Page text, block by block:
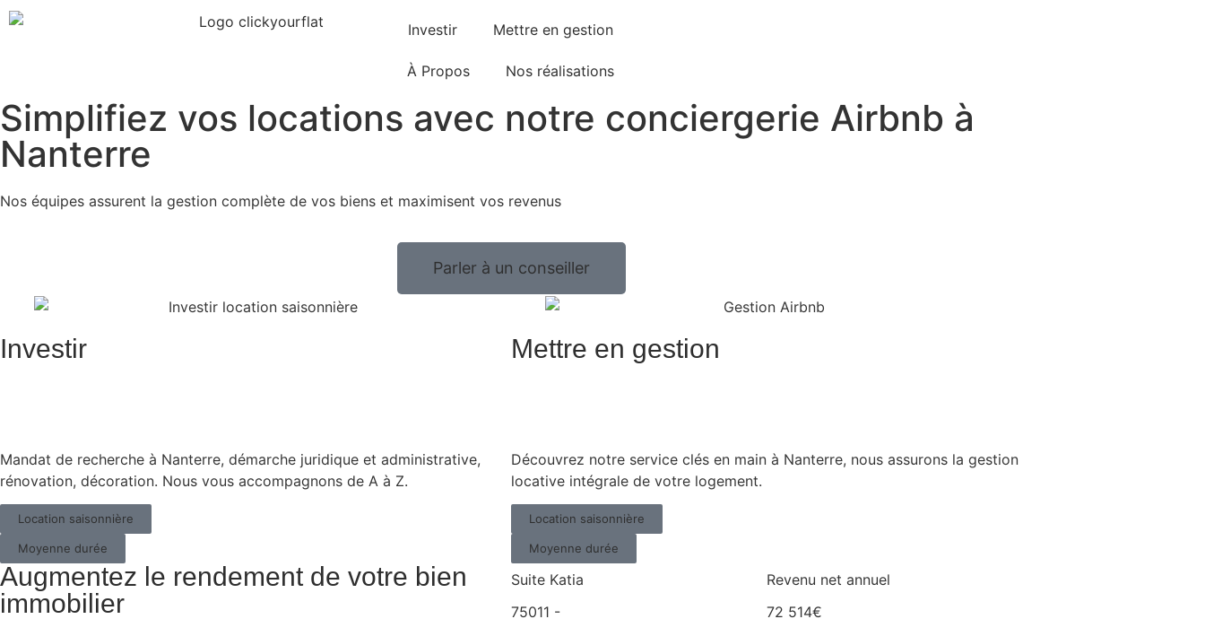
Investir Mettre en gestion
À Propos Nos réalisations
Simplifiez vos locations avec notre conciergerie Airbnb à
Nanterre
Nos équipes assurent la gestion complète de vos biens et maximisent vos revenus
Parler à un conseiller
Investir
Mandat de recherche à Nanterre, démarche juridique et administrative,
rénovation, décoration. Nous vous accompagnons de A à Z.
Location saisonnière
Moyenne durée
Mettre en gestion
Découvrez notre service clés en main à Nanterre, nous assurons la gestion
locative intégrale de votre logement.
Location saisonnière
Moyenne durée
Augmentez le rendement de votre bien
immobilier
Suite Katia
75011 -
Revenu net annuel
72 514€